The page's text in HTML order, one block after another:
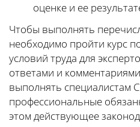
оценке и ее
Чтобы выполнять
необходимо пройти курс
условий труда для
ответами и
выполнять специалистам
профессиональные
этом действующее